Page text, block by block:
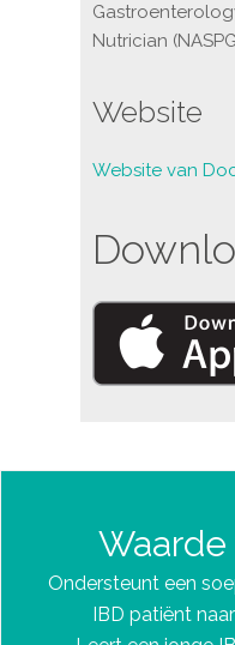
Nutrician
Website
Website van
Ondersteunt een
IBD patiënt